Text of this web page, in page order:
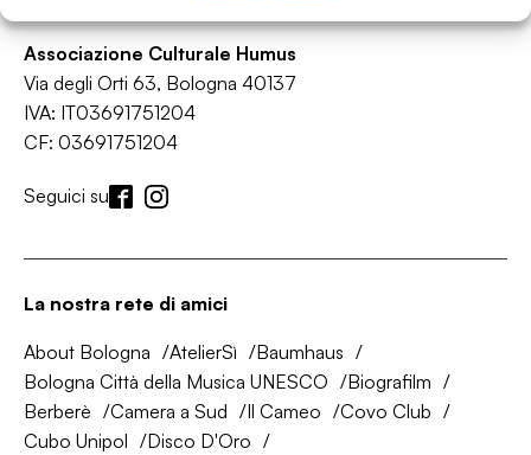
Associazione Culturale Humus
Via degli Orti 63, Bologna 40137
IVA: IT03691751204
CF: 03691751204
Seguici su
La nostra rete di amici
About Bologna AtelierSì
Baumhaus
Bologna Città della Musica UNESCO
Biografilm
Berberè
Camera a Sud Il Cameo
Covo Club
Cubo Unipol
Disco D'Oro